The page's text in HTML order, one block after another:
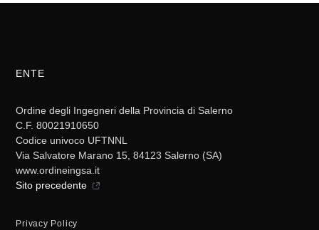
ENTE
Ordine degli Ingegneri della Provincia di Salerno
C.F. 80021910650
Codice univoco UFTNNL
Via Salvatore Marano 15, 84123 Salerno (SA)
www.ordineingsa.it
Sito precedente
Privacy Policy